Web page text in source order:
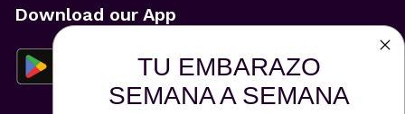
Download our App
TU EMBARAZO
SEMANA A SEMANA